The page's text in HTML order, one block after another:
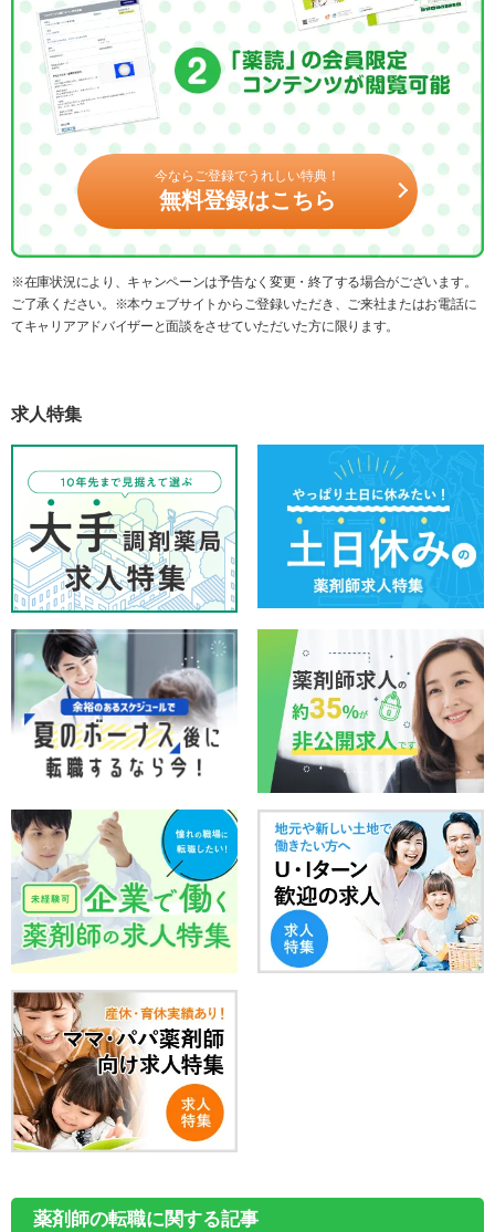
今ならご登録でうれしい特典！
無料登録はこちら
※在庫状況により、キャンペーンは予告なく変更・終了する場合がございます。
ご了承ください。※本ウェブサイトからご登録いただき、ご来社またはお電話に
てキャリアアドバイザーと面談をさせていただいた方に限ります。
求人特集
薬剤師の転職に関する記事